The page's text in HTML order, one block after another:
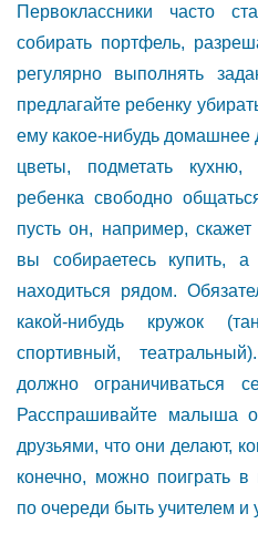
Первоклассники часто
собирать портфель,
регулярно выполнять
предлагайте ребенку
ему какое-нибудь домашнее
цветы, подметать кухню,
ребенка свободно
пусть он, например,
вы собираетесь купить,
находиться рядом.
какой-нибудь кружок
спортивный,
должно ограничиваться
Расспрашивайте малыша
друзьями, что они делают,
конечно, можно поиграть в
по очереди быть учителем и